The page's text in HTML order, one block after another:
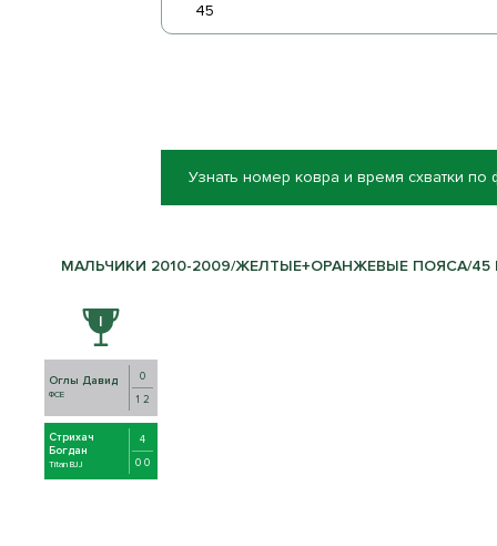
45
Узнать номер ковра и время схватки по
МАЛЬЧИКИ 2010-2009/ЖЕЛТЫЕ+ОРАНЖЕВЫЕ ПОЯСА/45
Оглы Давид
ФСЕ
0
1 2
Стрихач
Богдан
Titan BJJ
4
0 0